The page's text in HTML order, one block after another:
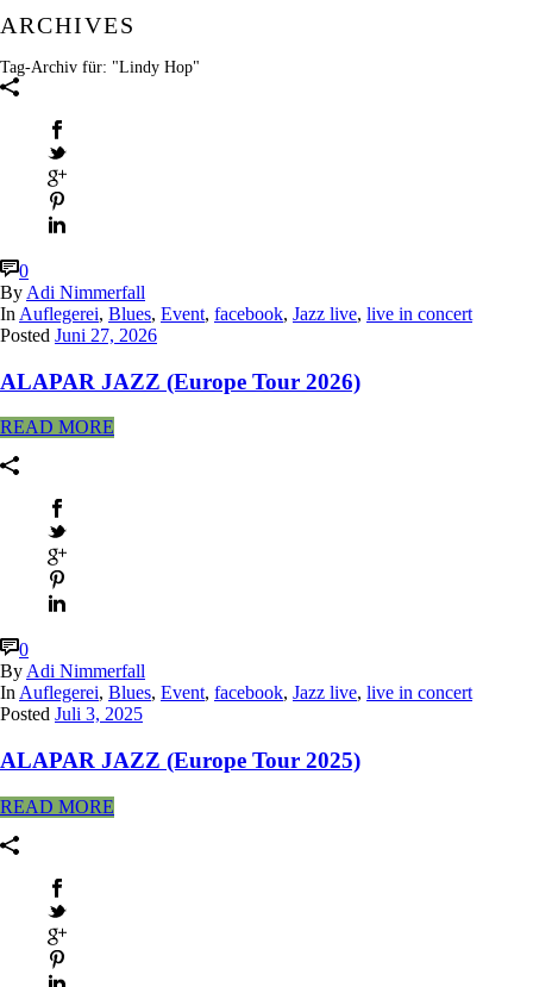
ARCHIVES
Tag-Archiv für: "Lindy Hop"
0
By Adi Nimmerfall
In Auflegerei, Blues, Event, facebook, Jazz live, live in concert
Posted Juni 27, 2026
ALAPAR JAZZ (Europe Tour 2026)
READ MORE
0
ByAdi Nimmerfall
InAuflegerei, Blues, Event, facebook, Jazz live, live in concert
Posted Juli 3, 2025
ALAPAR JAZZ (Europe Tour 2025)
READ MORE